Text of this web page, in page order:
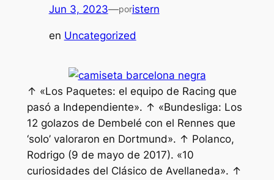
Jun 3, 2023—poristern
en Uncategorized
↑ «Los Paquetes: el equipo de Racing que
pasó a Independiente». ↑ «Bundesliga: Los
12 golazos de Dembelé con el Rennes que
‘solo’ valoraron en Dortmund». ↑ Polanco,
Rodrigo (9 de mayo de 2017). «10
curiosidades del Clásico de Avellaneda». ↑